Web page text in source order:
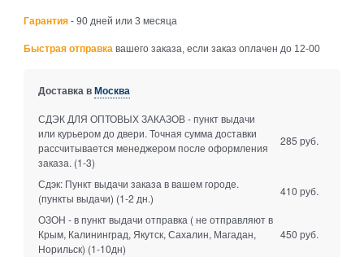
Гарантия - 90 дней или 3 месяца
Быстрая отправка вашего заказа, если заказ оплачен до 12-00
Доставка вМосква
СДЭК ДЛЯ ОПТОВЫХ ЗАКАЗОВ - пункт выдачи
или курьером до двери. Точная сумма доставки
рассчитывается менеджером после оформления
заказа. (1-3)
285 руб.
Сдэк: Пункт выдачи заказа в вашем городе.
(пункты выдачи) (1-2 дн.)
410 руб.
ОЗОН - в пункт выдачи отправка ( не отправляют в
Крым, Калининград, Якутск, Сахалин, Магадан,
Норильск) (1-10дн)
450 руб.